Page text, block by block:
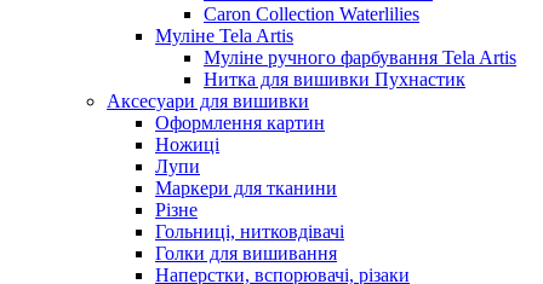
Caron Collection Waterlilies
Муліне Tela Artis
Муліне ручного фарбування Tela Artis
Нитка для вишивки Пухнастик
Аксесуари для вишивки
Оформлення картин
Ножиці
Лупи
Маркери для тканини
Різне
Гольниці, нитковдівачі
Голки для вишивання
Наперстки, вспорювачі, різаки